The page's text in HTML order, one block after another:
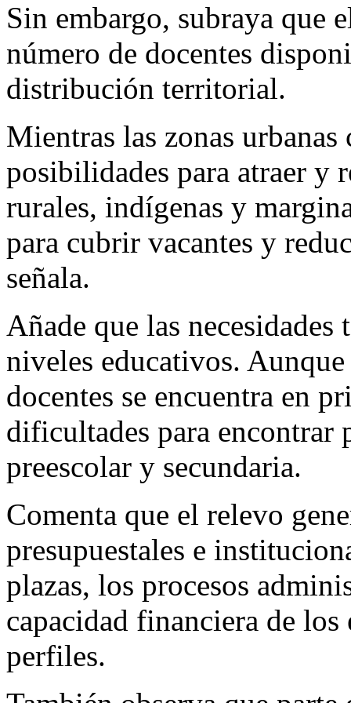
Sin embargo, subraya que
número de docentes
distribución territorial.
Mientras las zonas urbanas
posibilidades para atraer y
rurales, indígenas y
para cubrir vacantes y
señala.
Añade que las necesidades
niveles educativos.
docentes se encuentra en
dificultades para encontrar
preescolar y secundaria.
Comenta que el relevo
presupuestales e
plazas, los procesos
capacidad financiera de
perfiles.